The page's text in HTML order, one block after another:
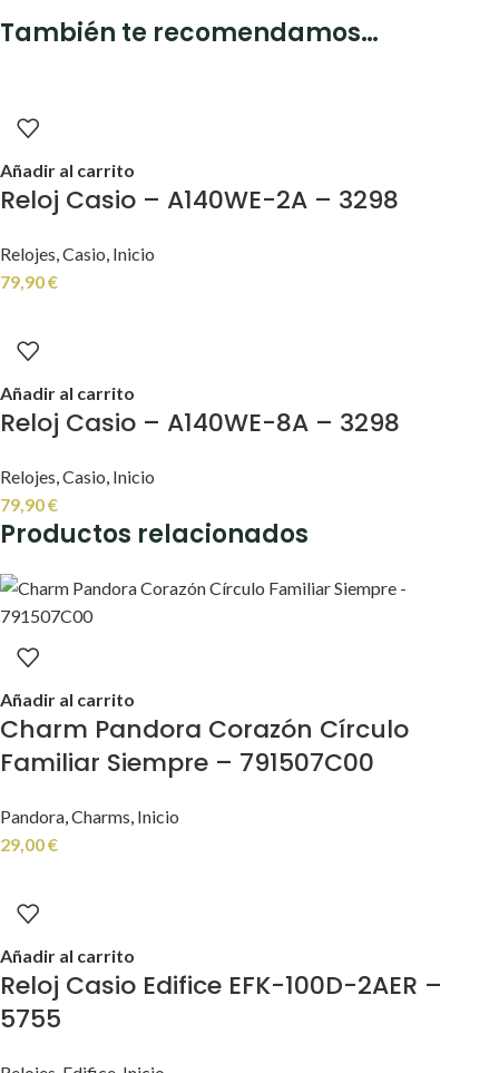
También te recomendamos…
Añadir al carrito
Reloj Casio – A140WE-2A – 3298
Relojes,Casio, Inicio
79,90€
Añadir al carrito
Reloj Casio – A140WE-8A – 3298
Relojes,Casio, Inicio
79,90€
Productos relacionados
Añadir al carrito
Charm Pandora Corazón Círculo
Familiar Siempre – 791507C00
Pandora,Charms, Inicio
29,00€
Añadir al carrito
Reloj Casio Edifice EFK-100D-2AER –
5755